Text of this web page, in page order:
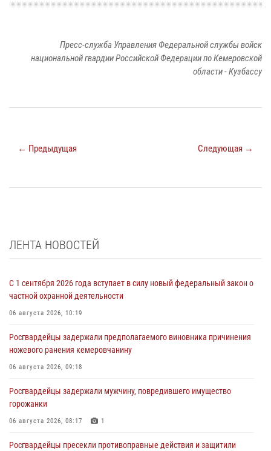
Пресс-служба Управления Федеральной службы войск
национальной гвардии Российской Федерации по Кемеровской
области - Кузбассу
← Предыдущая Следующая →
ЛЕНТА НОВОСТЕЙ
С 1 сентября 2026 года вступает в силу новый федеральный закон о
частной охранной деятельности
06 августа 2026, 10:19
Росгвардейцы задержали предполагаемого виновника причинения
ножевого ранения кемеровчанину
06 августа 2026, 09:18
Росгвардейцы задержали мужчину, повредившего имущество
горожанки
06 августа 2026, 08:17 1
Росгвардейцы пресекли противоправные действия и защитили